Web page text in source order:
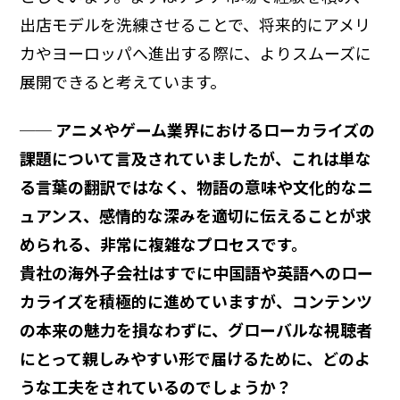
出店モデルを洗練させることで、将来的にアメリ
カやヨーロッパへ進出する際に、よりスムーズに
展開できると考えています。
── アニメやゲーム業界におけるローカライズの
課題について言及されていましたが、これは単な
る言葉の翻訳ではなく、物語の意味や文化的なニ
ュアンス、感情的な深みを適切に伝えることが求
められる、非常に複雑なプロセスです。
貴社の海外子会社はすでに中国語や英語へのロー
カライズを積極的に進めていますが、コンテンツ
の本来の魅力を損なわずに、グローバルな視聴者
にとって親しみやすい形で届けるために、どのよ
うな工夫をされているのでしょうか？